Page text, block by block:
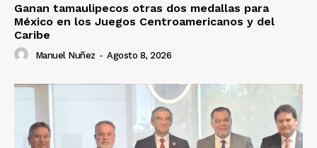
Ganan tamaulipecos otras dos medallas para
México en los Juegos Centroamericanos y del
Caribe
Manuel Nuñez - Agosto 8, 2026